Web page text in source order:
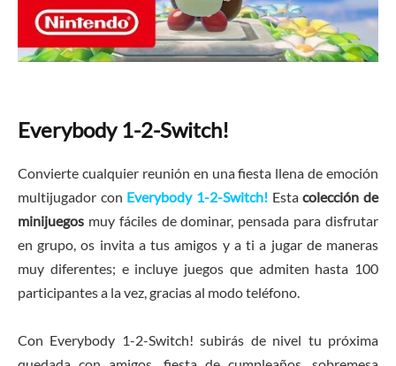
Everybody 1-2-Switch!
Convierte cualquier reunión en una fiesta llena de emoción
multijugador con Everybody 1-2-Switch! Estacolección de
minijuegos muy fáciles de dominar, pensada para disfrutar
en grupo, os invita a tus amigos y a ti a jugar de maneras
muy diferentes; e incluye juegos que admiten hasta 100
participantes a la vez, gracias al modo teléfono.
Con Everybody 1-2-Switch! subirás de nivel tu próxima